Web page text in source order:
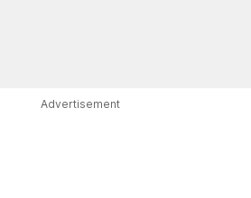
Advertisement